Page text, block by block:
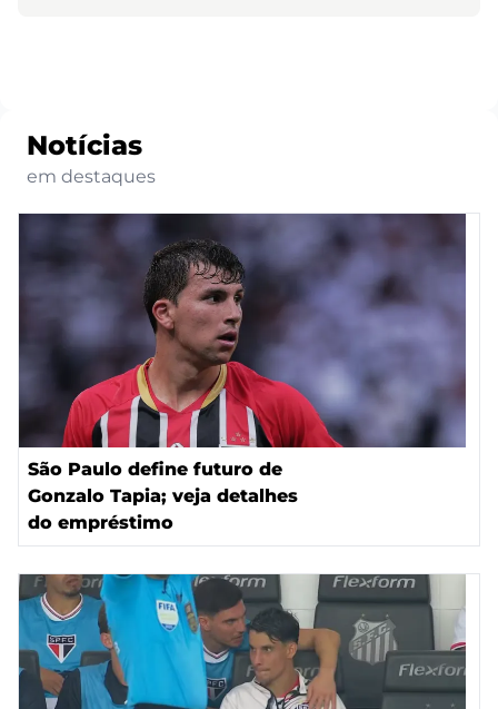
Notícias
em destaques
São Paulo define futuro de
Gonzalo Tapia; veja detalhes
do empréstimo